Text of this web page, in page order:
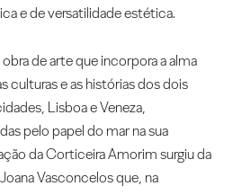
e de versatilidade estética.
de arte que incorpora a alma
culturas e as histórias dos dois
Lisboa e Veneza,
pelo papel do mar na sua
da Corticeira Amorim surgiu da
Vasconcelos que, na